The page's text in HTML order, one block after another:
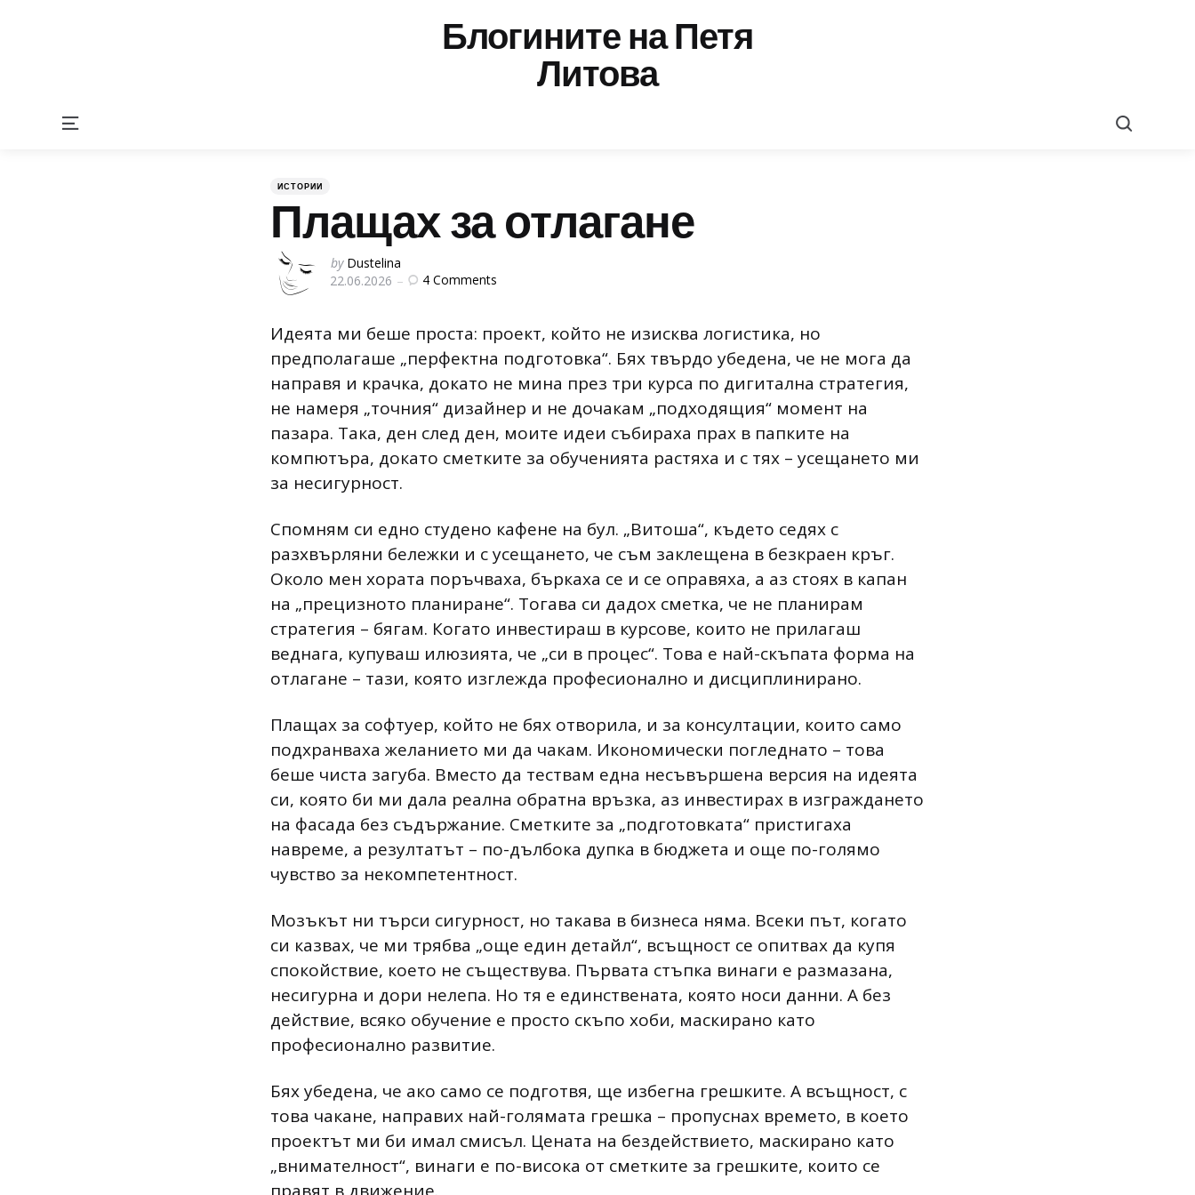
Блогините на Петя
Литова
Menu
Categories
Posted
ИСТОРИИ
Плащах за отлагане
Posted
by
by Dustelina
22.06.2026
4 Comments
Идеята ми беше проста: проект, който не изисква логистика, но
предполагаше „перфектна подготовка“. Бях твърдо убедена, че не мога да
направя и крачка, докато не мина през три курса по дигитална стратегия,
не намеря „точния“ дизайнер и не дочакам „подходящия“ момент на
пазара. Така, ден след ден, моите идеи събираха прах в папките на
компютъра, докато сметките за обученията растяха и с тях – усещането ми
за несигурност.
Спомням си едно студено кафене на бул. „Витоша“, където седях с
разхвърляни бележки и с усещането, че съм заклещена в безкраен кръг.
Около мен хората поръчваха, бъркаха се и се оправяха, а аз стоях в капан
на „прецизното планиране“. Тогава си дадох сметка, че не планирам
стратегия – бягам. Когато инвестираш в курсове, които не прилагаш
веднага, купуваш илюзията, че „си в процес“. Това е най-скъпата форма на
отлагане – тази, която изглежда професионално и дисциплинирано.
Плащах за софтуер, който не бях отворила, и за консултации, които само
подхранваха желанието ми да чакам. Икономически погледнато – това
беше чиста загуба. Вместо да тествам една несъвършена версия на идеята
си, която би ми дала реална обратна връзка, аз инвестирах в изграждането
на фасада без съдържание. Сметките за „подготовката“ пристигаха
навреме, а резултатът – по-дълбока дупка в бюджета и още по-голямо
чувство за некомпетентност.
Мозъкът ни търси сигурност, но такава в бизнеса няма. Всеки път, когато
си казвах, че ми трябва „още един детайл“, всъщност се опитвах да купя
спокойствие, което не съществува. Първата стъпка винаги е размазана,
несигурна и дори нелепа. Но тя е единствената, която носи данни. А без
действие, всяко обучение е просто скъпо хоби, маскирано като
професионално развитие.
Бях убедена, че ако само се подготвя, ще избегна грешките. А всъщност, с
това чакане, направих най-голямата грешка – пропуснах времето, в което
проектът ми би имал смисъл. Цената на бездействието, маскирано като
„внимателност“, винаги е по-висока от сметките за грешките, които се